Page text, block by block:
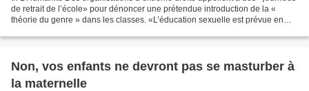
de retrait de l’école» pour dénoncer une prétendue introduction de la «
théorie du genre » dans les classes. «L’éducation sexuelle est prévue en
Non, vos enfants ne devront pas se masturber à
la maternelle